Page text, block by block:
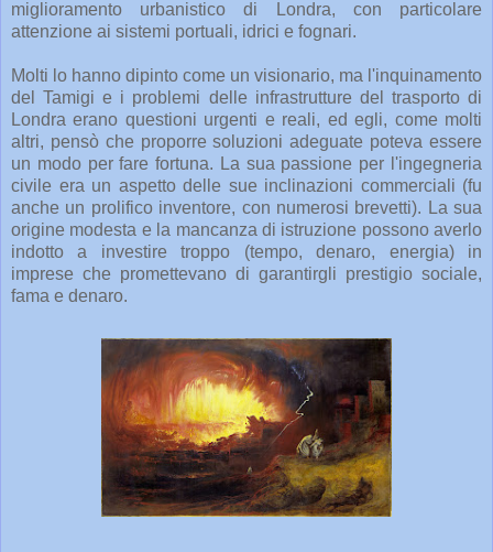
miglioramento urbanistico di Londra, con particolare
attenzione ai sistemi portuali, idrici e fognari.
Molti lo hanno dipinto come un visionario, ma l'inquinamento
del Tamigi e i problemi delle infrastrutture del trasporto di
Londra erano questioni urgenti e reali, ed egli, come molti
altri, pensò che proporre soluzioni adeguate poteva essere
un modo per fare fortuna. La sua passione per l'ingegneria
civile era un aspetto delle sue inclinazioni commerciali (fu
anche un prolifico inventore, con numerosi brevetti). La sua
origine modesta e la mancanza di istruzione possono averlo
indotto a investire troppo (tempo, denaro, energia) in
imprese che promettevano di garantirgli prestigio sociale,
fama e denaro.